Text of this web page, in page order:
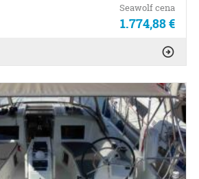
Seawolf cena
1.774,88 €